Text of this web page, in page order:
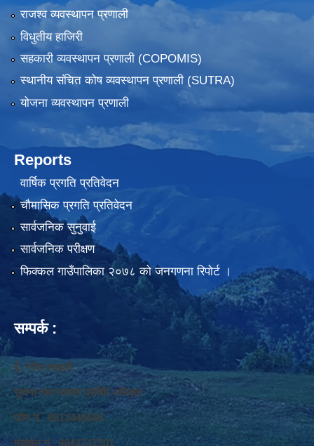
राजश्व व्यवस्थापन प्रणाली
विधुतीय हाजिरी
सहकारी व्यवस्थापन प्रणाली (COPOMIS)
स्थानीय संचित कोष व्यवस्थापन प्रणाली (SUTRA)
योजना व्यवस्थापन प्रणाली
Reports
वार्षिक प्रगति प्रतिवेदन
चौमासिक प्रगति प्रतिवेदन
सार्वजनिक सुनुवाई
सार्वजनिक परीक्षण
फिक्कल गाउँपालिका २०७८ को जनगणना रिपोर्ट ।
सम्पर्क :
ई. नरेश बराइली
सुचना तथा सञ्‍चार प्रविधि अधिकृत
फोन नं. 9813445685
मोवाईल नं. 9843747501